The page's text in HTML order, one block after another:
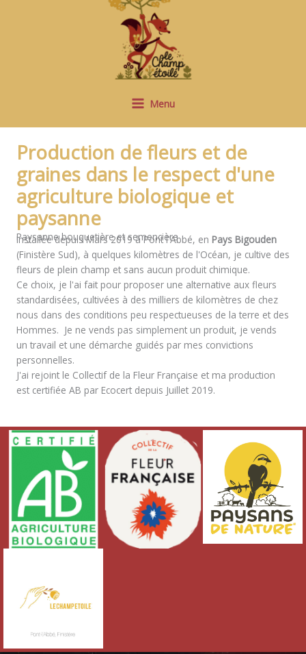
Menu
Production de fleurs et de
graines dans le respect d'une
agriculture biologique et
paysanne
Paysanne bouquetière et semencière
Installée depuis Mars 2019 à Pont l'Abbé, en Pays Bigouden
(Finistère Sud), à quelques kilomètres de l'Océan, je cultive des
fleurs de plein champ et sans aucun produit chimique.
Ce choix, je l'ai fait pour proposer une alternative aux fleurs
standardisées, cultivées à des milliers de kilomètres de chez
nous dans des conditions peu respectueuses de la terre et des
Hommes. Je ne vends pas simplement un produit, je vends
un travail et une démarche guidés par mes convictions
personnelles.
J'ai rejoint le Collectif de la Fleur Française et ma production
est certifiée AB par Ecocert depuis Juillet 2019.